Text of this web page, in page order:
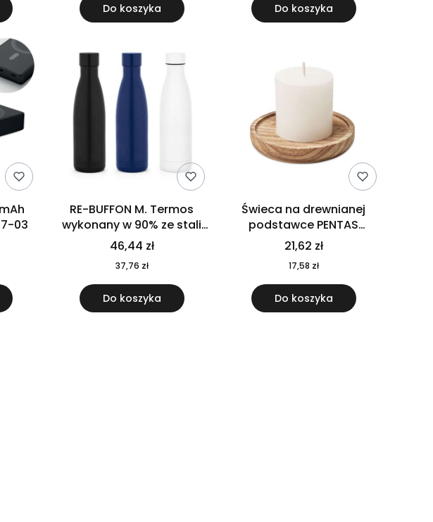
Do koszyka Do koszyka
03
RE-BUFFON M. Termos
wykonany w 90% ze stali
nierdzewnej pochodzącej z
recyklingu 520 ml 94294
46,44 zł
37,76 zł
Do koszyka
Świeca na drewnianej
podstawce PENTAS
MO6282-40
21,62 zł
17,58 zł
Do koszyka